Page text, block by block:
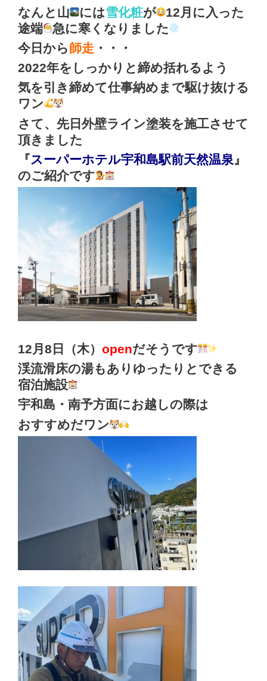
なんと山
には雪化粧が
12月に入った
途端
急に寒くなりました
今日から師走 ・・・
2022年をしっかりと締め括れるよう
気を引き締めて仕事納めまで駆け抜ける
ワン
さて、先日外壁ライン塗装を施工させて
頂きました
『スーパーホテル宇和島駅前天然温泉』
のご紹介です
12月8日（木） openだそうです
渓流滑床の湯もありゆったりとできる
宿泊施設
宇和島・南予方面にお越しの際は
おすすめだワン